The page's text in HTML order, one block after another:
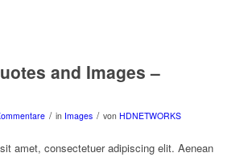
and Images –
/ in Images / von HDNETWORKS
amet, consectetuer adipiscing elit. Aenean